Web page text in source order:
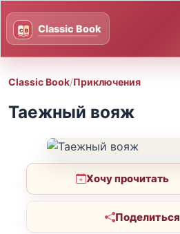
Classic Book/Приключения
Таежный вояж
Хочу прочитать
Поделиться